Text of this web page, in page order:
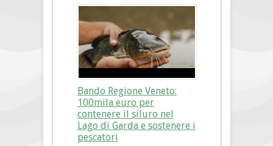
Bando Regione Veneto:
100mila euro per
contenere il siluro nel
Lago di Garda e sostenere i
pescatori